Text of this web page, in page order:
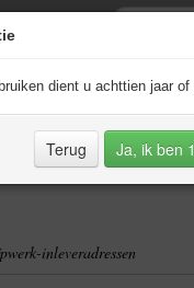
inleveradressen
dient u achttien jaar of
Terug Ja, ik ben